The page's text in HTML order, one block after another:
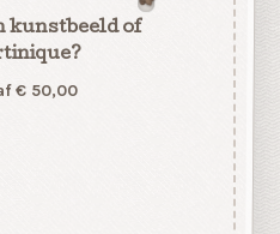
kunstbeeld of
€ 50,00